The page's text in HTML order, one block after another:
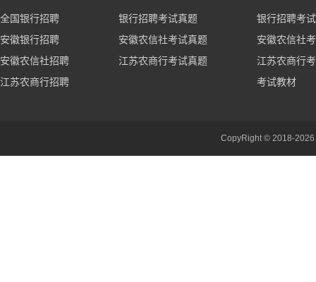
全国银行招聘
安徽银行招聘
安徽农信社招聘
江苏农商行招聘
银行招聘考试真题
安徽农信社考试真题
江苏农商行考试真题
银行招聘考
安徽农信社
江苏农商行
考试教材
CopyRight © 2018-